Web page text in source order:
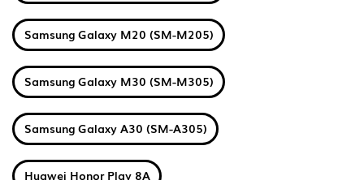
Samsung Galaxy M20 (SM-M205)
Samsung Galaxy M30 (SM-M305)
Samsung Galaxy A30 (SM-A305)
Huawei Honor Play 8A